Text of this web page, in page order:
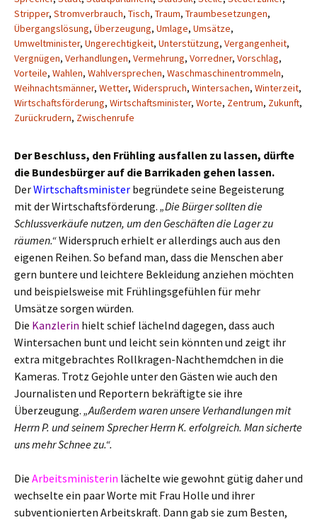
Stripper, Stromverbrauch, Tisch, Traum, Traumbesetzungen,
Übergangslösung, Überzeugung, Umlage, Umsätze,
Umweltminister, Ungerechtigkeit, Unterstützung, Vergangenheit,
Vergnügen, Verhandlungen, Vermehrung, Vorredner, Vorschlag,
Vorteile, Wahlen, Wahlversprechen, Waschmaschinentrommeln,
Weihnachtsmänner, Wetter, Widerspruch, Wintersachen, Winterzeit,
Wirtschaftsförderung, Wirtschaftsminister, Worte, Zentrum, Zukunft,
Zurückrudern, Zwischenrufe
Der Beschluss, den Frühling ausfallen zu lassen, dürfte
die Bundesbürger auf die Barrikaden gehen lassen.
DerWirtschaftsminister begründete seine Begeisterung
mit der Wirtschaftsförderung. „Die Bürger sollten die
Schlussverkäufe nutzen, um den Geschäften die Lager zu
räumen.“Widerspruch erhielt er allerdings auch aus den
eigenen Reihen. So befand man, dass die Menschen aber
gern buntere und leichtere Bekleidung anziehen möchten
und beispielsweise mit Frühlingsgefühlen für mehr
Umsätze sorgen würden.
Die Kanzlerin hielt schief lächelnd dagegen, dass auch
Wintersachen bunt und leicht sein könnten und zeigt ihr
extra mitgebrachtes Rollkragen-Nachthemdchen in die
Kameras. Trotz Gejohle unter den Gästen wie auch den
Journalisten und Reportern bekräftigte sie ihre
Überzeugung. „Außerdem waren unsere Verhandlungen mit
Herrn P. und seinem Sprecher Herrn K. erfolgreich. Man sicherte
uns mehr Schnee zu.“.
Die Arbeitsministerin lächelte wie gewohnt gütig daher und
wechselte ein paar Worte mit Frau Holle und ihrer
subventionierten Arbeitskraft. Dann gab sie zum Besten,